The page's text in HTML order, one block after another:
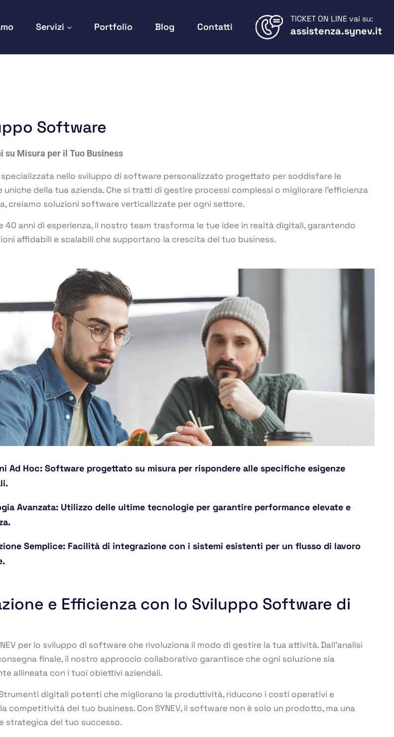
Servizi Portfolio Blog Contatti
TICKET ON LINE vai su:
assistenza.synev.it
Software
su Misura per il Tuo Business
specializzata nello sviluppo di software personalizzato progettato per soddisfare le
uniche della tua azienda. Che si tratti di gestire processi complessi o migliorare l’efficienza
creiamo soluzioni software verticalizzate per ogni settore.
40 anni di esperienza, il nostro team trasforma le tue idee in realtà digitali, garantendo
affidabili e scalabili che supportano la crescita del tuo business.
Ad Hoc: Software progettato su misura per rispondere alle specifiche esigenze
Avanzata: Utilizzo delle ultime tecnologie per garantire performance elevate e
Semplice: Facilità di integrazione con i sistemi esistenti per un flusso di lavoro
e Efficienza con lo Sviluppo Software di
per lo sviluppo di software che rivoluziona il modo di gestire la tua attività. Dall’analisi
finale, il nostro approccio collaborativo garantisce che ogni soluzione sia
allineata con i tuoi obiettivi aziendali.
digitali potenti che migliorano la produttività, riducono i costi operativi e
competitività del tuo business. Con SYNEV, il software non è solo un prodotto, ma una
strategica del tuo successo.